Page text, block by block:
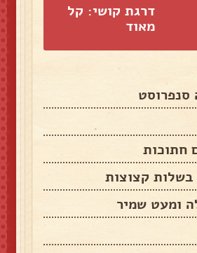
דרגת קושי: קל
מאוד
סנפרוסט
ומעט שמיר